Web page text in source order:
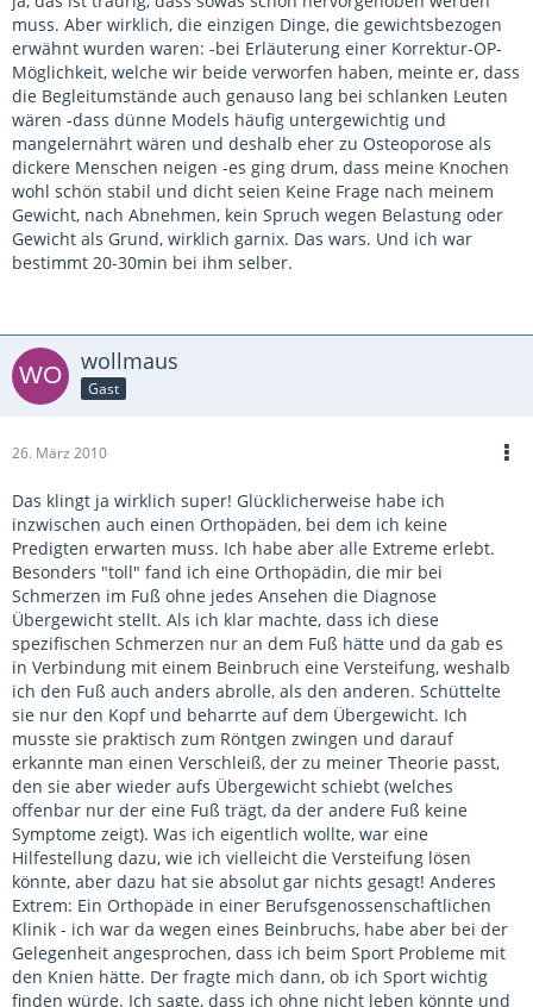
muss. Aber wirklich, die einzigen Dinge, die gewichtsbezogen
erwähnt wurden waren: -bei Erläuterung einer Korrektur-OP-
Möglichkeit, welche wir beide verworfen haben, meinte er, dass
die Begleitumstände auch genauso lang bei schlanken Leuten
wären -dass dünne Models häufig untergewichtig und
mangelernährt wären und deshalb eher zu Osteoporose als
dickere Menschen neigen -es ging drum, dass meine Knochen
wohl schön stabil und dicht seien Keine Frage nach meinem
Gewicht, nach Abnehmen, kein Spruch wegen Belastung oder
Gewicht als Grund, wirklich garnix. Das wars. Und ich war
bestimmt 20-30min bei ihm selber.
wollmaus
Gast
26. März 2010
Das klingt ja wirklich super! Glücklicherweise habe ich
inzwischen auch einen Orthopäden, bei dem ich keine
Predigten erwarten muss. Ich habe aber alle Extreme erlebt.
Besonders "toll" fand ich eine Orthopädin, die mir bei
Schmerzen im Fuß ohne jedes Ansehen die Diagnose
Übergewicht stellt. Als ich klar machte, dass ich diese
spezifischen Schmerzen nur an dem Fuß hätte und da gab es
in Verbindung mit einem Beinbruch eine Versteifung, weshalb
ich den Fuß auch anders abrolle, als den anderen. Schüttelte
sie nur den Kopf und beharrte auf dem Übergewicht. Ich
musste sie praktisch zum Röntgen zwingen und darauf
erkannte man einen Verschleiß, der zu meiner Theorie passt,
den sie aber wieder aufs Übergewicht schiebt (welches
offenbar nur der eine Fuß trägt, da der andere Fuß keine
Symptome zeigt). Was ich eigentlich wollte, war eine
Hilfestellung dazu, wie ich vielleicht die Versteifung lösen
könnte, aber dazu hat sie absolut gar nichts gesagt! Anderes
Extrem: Ein Orthopäde in einer Berufsgenossenschaftlichen
Klinik - ich war da wegen eines Beinbruchs, habe aber bei der
Gelegenheit angesprochen, dass ich beim Sport Probleme mit
den Knien hätte. Der fragte mich dann, ob ich Sport wichtig
finden würde. Ich sagte, dass ich ohne nicht leben könnte und